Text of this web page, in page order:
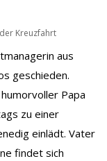
Kreuzfahrt
aus
geschieden.
Papa
zu einer
einlädt. Vater
findet sich